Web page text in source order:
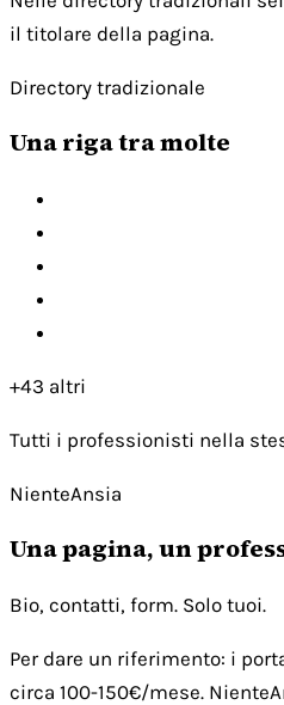
il titolare della pagina.
Directory tradizionale
Una riga tra molte
+43 altri
Tutti i professionisti nella
NienteAnsia
Una pagina, un
Bio, contatti, form. Solo tuoi.
Per dare un riferimento: i
circa 100-150€/mese.